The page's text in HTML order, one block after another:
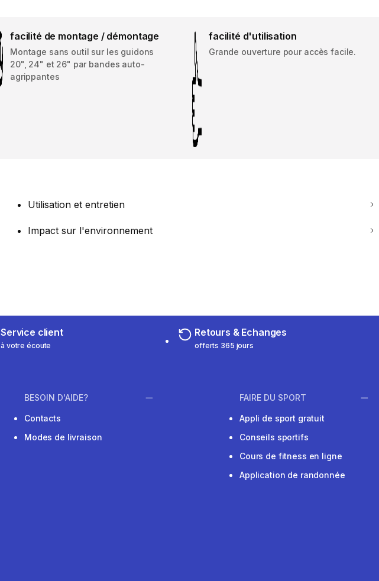
facilité de montage / démontage
Montage sans outil sur les guidons
20", 24" et 26" par bandes auto-
agrippantes
facilité d'utilisation
Grande ouverture pour accès facile.
Utilisation et entretien
Impact sur l'environnement
Service client
à votre écoute
Retours & Echanges
offerts 365 jours
BESOIN D'AIDE?
Contacts
Modes de livraison
FAIRE DU SPORT
Appli de sport gratuit
Conseils sportifs
Cours de fitness en ligne
Application de randonnée